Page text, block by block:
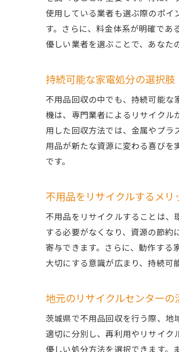
使用している業者も選ぶ際のポイ
す。さらに、料金体系が明確であ
優しい業者を選ぶことで、あなた
持続可能な家電処分の選択肢
不用品回収の中でも、持続可能な
機は、専門業者によるリサイクル
用した回収方法では、金属やプ
用品が新たな資源に変わる喜び
です。
不用品をリサイクルするメリ
不用品をリサイクルすることは、
する必要がなくなり、資源の節約
寄与できます。さらに、動作する
大切にする意識が広まり、持続可
地元のリサイクルセンターの
茨城県で不用品回収を行う際、地
適切に分別し、再利用やリサイク
優しい処分方法を選択できます。